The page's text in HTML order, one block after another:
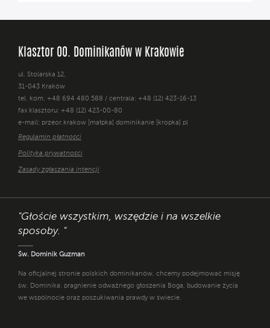
Klasztor OO. Dominikanów w Krakowie
ul. Stolarska 12,
31-043 Kraków
tel. kom. +48 694 480 588 / centrala: +48 (12) 423-16-13
fax klasztoru: +48 (12) 423-00-80
e-mail: przeor.krakow [małpka] dominikanie [kropka] pl
Regulamin płatności
Polityka prywatności
Zasady zgłaszania intencji
"Głoście wszystkim, wszędzie i na wszelkie
sposoby. "
Św. Dominik Guzman
Na oficjalnej stronie polskich dominikanów, chcemy podejmować misję
św. Dominika: pragnienie odważnego głoszenia Boga, budowanie życia
we wspólnocie oraz poszukiwania prawdy w świecie.